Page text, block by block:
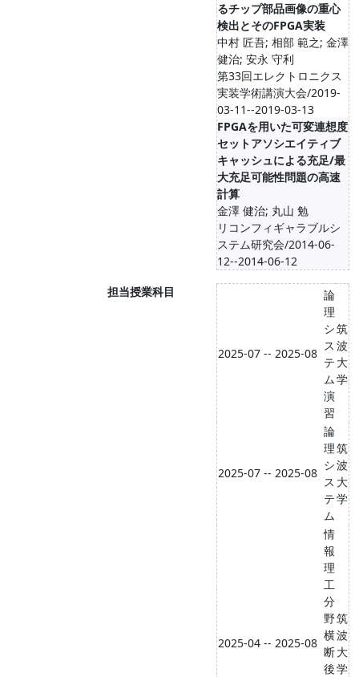
るチップ部品画像の重心
検出とそのFPGA実装
中村 匠吾; 相部 範之; 金澤
健治; 安永 守利
第33回エレクトロニクス
実装学術講演大会/2019-
03-11--2019-03-13
FPGAを用いた可変連想度
セットアソシエイティブ
キャッシュによる充足/最
大充足可能性問題の高速
計算
金澤 健治; 丸山 勉
リコンフィギャラブルシ
ステム研究会/2014-06-
12--2014-06-12
担当授業科目
2025-07 -- 2025-08
論
理
シ
ス
テ
ム
演
習
筑
波
大
学
2025-07 -- 2025-08
論
理
シ
ス
テ
ム
筑
波
大
学
2025-04 -- 2025-08
情
報
理
工
分
野
横
断
後
筑
波
大
学